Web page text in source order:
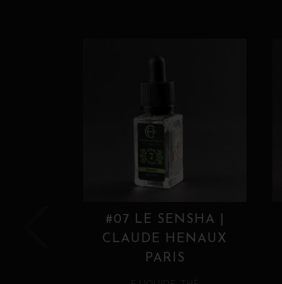
#07 LE SENSHA |
CLAUDE HENAUX
PARIS